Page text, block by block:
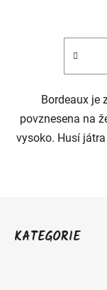
Bordeaux je
povznesena na
vysoko. Husí
KATEGORIE